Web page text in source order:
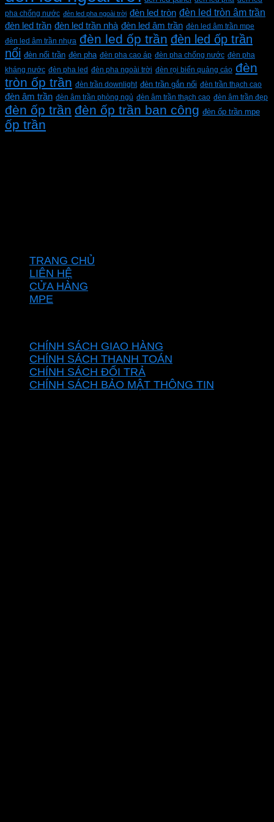
pha chống nước đèn led pha ngoài trời đèn led tròn đèn led tròn âm trần
đèn led trần đèn led trần nhà đèn led âm trần đèn led âm trần mpe
đèn led âm trần nhựa đèn led ốp trần đèn led ốp trần
nổi đèn nổi trần đèn pha đèn pha cao áp đèn pha chống nước đèn pha
kháng nước đèn pha led đèn pha ngoài trời đèn rọi biển quảng cáo đèn
tròn ốp trần đèn trần downlight đèn trần gắn nổi đèn trần thạch cao
đèn âm trần đèn âm trần phòng ngủ đèn âm trần thạch cao đèn âm trần đẹp
đèn ốp trần đèn ốp trần ban công đèn ốp trần mpe
ốp trần
TRANG CHỦ
LIÊN HỆ
CỬA HÀNG
MPE
CHÍNH SÁCH GIAO HÀNG
CHÍNH SÁCH THANH TOÁN
CHÍNH SÁCH ĐỔI TRẢ
CHÍNH SÁCH BẢO MẬT THÔNG TIN